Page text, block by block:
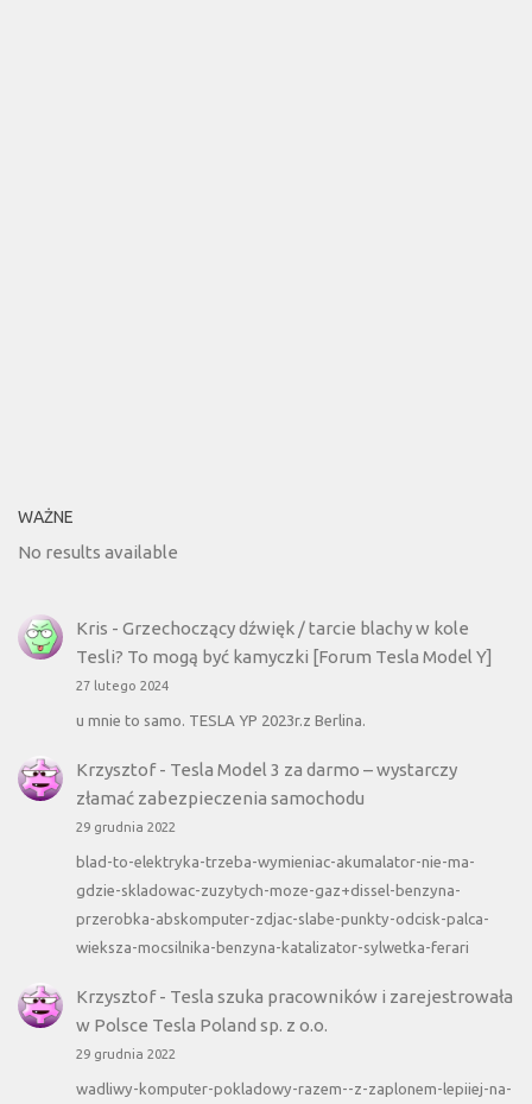
WAŻNE
No results available
Kris - Grzechoczący dźwięk / tarcie blachy w kole
Tesli? To mogą być kamyczki [Forum Tesla Model Y]
27 lutego 2024
u mnie to samo. TESLA YP 2023r.z Berlina.
Krzysztof- Tesla Model 3 za darmo – wystarczy
złamać zabezpieczenia samochodu
29 grudnia 2022
blad-to-elektryka-trzeba-wymieniac-akumalator-nie-ma-
gdzie-skladowac-zuzytych-moze-gaz+dissel-benzyna-
przerobka-abskomputer-zdjac-slabe-punkty-odcisk-palca-
wieksza-mocsilnika-benzyna-katalizator-sylwetka-ferari
Krzysztof- Tesla szuka pracowników i zarejestrowała
w Polsce Tesla Poland sp. z o.o.
29 grudnia 2022
wadliwy-komputer-pokladowy-razem--z-zaplonem-lepiiej-na-